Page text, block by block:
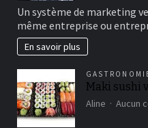
Un système de marketing
même entreprise ou
En savoir plus
Maki sushi
Aline Aucun